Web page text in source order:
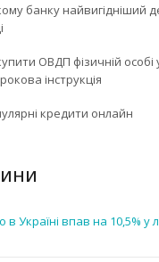
банку найвигідніший
ОВДП фізичній особі
інструкція
кредити онлайн
Україні впав на 10,5% у